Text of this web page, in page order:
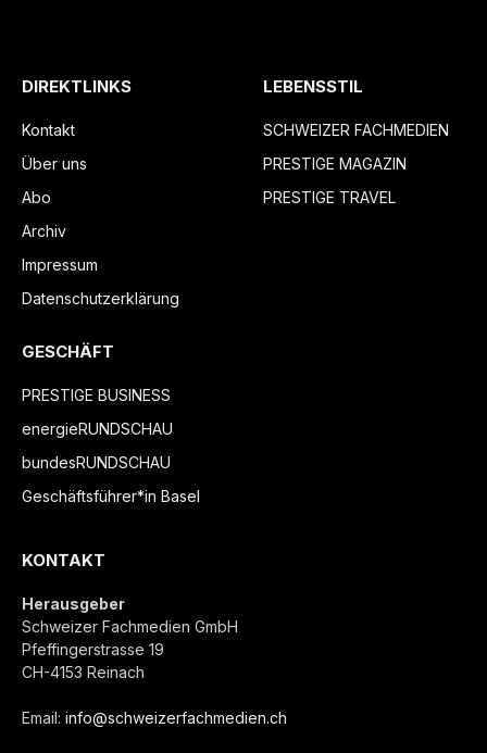
DIREKTLINKS
Kontakt
Über uns
Abo
Archiv
Impressum
Datenschutzerklärung
LEBENSSTIL
SCHWEIZER FACHMEDIEN
PRESTIGE MAGAZIN
PRESTIGE TRAVEL
GESCHÄFT
PRESTIGE BUSINESS
energieRUNDSCHAU
bundesRUNDSCHAU
Geschäftsführer*in Basel
KONTAKT
Herausgeber
Schweizer Fachmedien GmbH
Pfeffingerstrasse 19
CH-4153 Reinach
Email: info@schweizerfachmedien.ch